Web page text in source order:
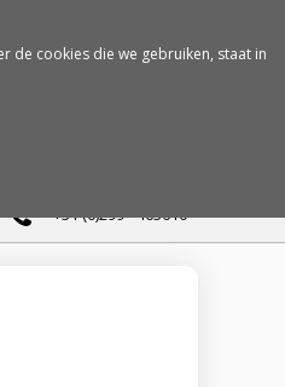
+31 (0)299 - 463610
de cookies die we gebruiken, staat in